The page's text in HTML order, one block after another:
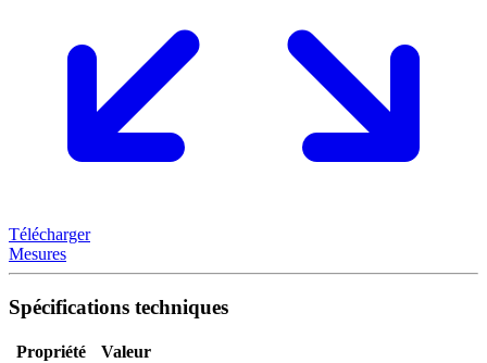
Télécharger
Mesures
Spécifications techniques
Propriété
Valeur